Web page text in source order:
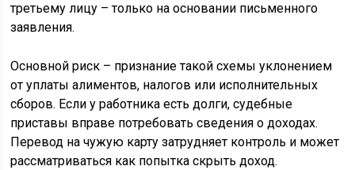
третьему лицу – только на основании письменного
заявления.
Основной риск – признание такой схемы уклонением
от уплаты алиментов, налогов или исполнительных
сборов. Если у работника есть долги, судебные
приставы вправе потребовать сведения о доходах.
Перевод на чужую карту затрудняет контроль и может
рассматриваться как попытка скрыть доход.